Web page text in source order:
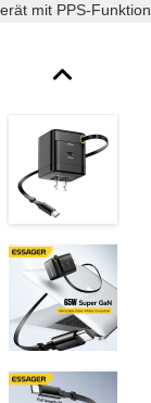
mit PPS-Funktion